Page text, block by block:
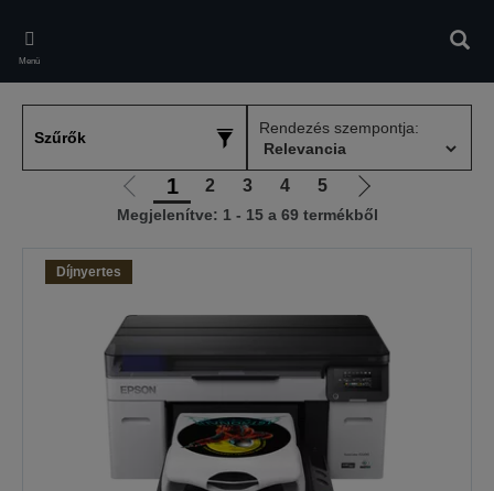
main
content
Menü
Szűrők
Rendezés szempontja:
Előző
oldalra
1 2 3 4 5
Következő
oldalra
Megjelenítve: 1 - 15 a 69 termékből
Díjnyertes